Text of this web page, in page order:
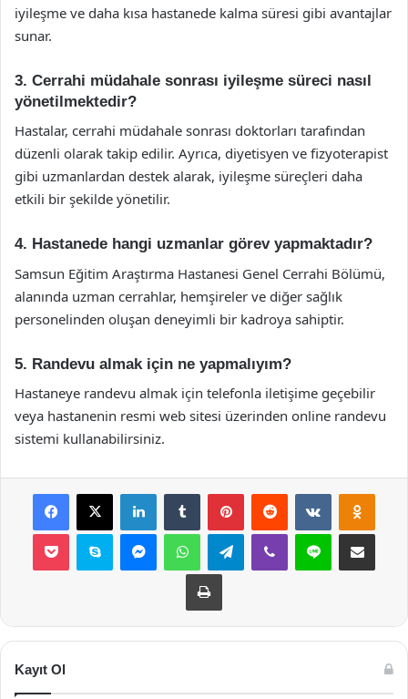
iyileşme ve daha kısa hastanede kalma süresi gibi avantajlar
sunar.
3. Cerrahi müdahale sonrası iyileşme süreci nasıl
yönetilmektedir?
Hastalar, cerrahi müdahale sonrası doktorları tarafından
düzenli olarak takip edilir. Ayrıca, diyetisyen ve fizyoterapist
gibi uzmanlardan destek alarak, iyileşme süreçleri daha
etkili bir şekilde yönetilir.
4. Hastanede hangi uzmanlar görev yapmaktadır?
Samsun Eğitim Araştırma Hastanesi Genel Cerrahi Bölümü,
alanında uzman cerrahlar, hemşireler ve diğer sağlık
personelinden oluşan deneyimli bir kadroya sahiptir.
5. Randevu almak için ne yapmalıyım?
Hastaneye randevu almak için telefonla iletişime geçebilir
veya hastanenin resmi web sitesi üzerinden online randevu
sistemi kullanabilirsiniz.
Facebook
X LinkedInTumblr PinterestReddit VKontakte
Pocket Skype MessengerWhatsAppTelegramViber Line E-Posta ile
Yazdır
Kayıt Ol